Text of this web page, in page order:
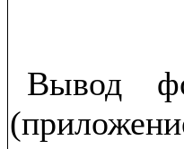
Вывод